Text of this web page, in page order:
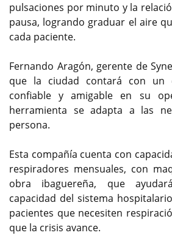
pulsaciones por minuto y la
pausa, logrando graduar el aire
cada paciente.
Fernando Aragón, gerente de
que la ciudad contará con un
confiable y amigable en su
herramienta se adapta a las
persona.
Esta compañía cuenta con
respiradores mensuales, con
obra ibaguereña, que
capacidad del sistema
pacientes que necesiten
que la crisis avance.